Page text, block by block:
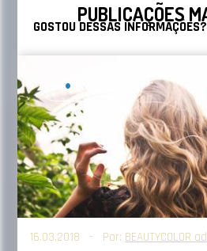
GOSTOU DESSAS INFORMAÇÕES?
Aqui no blog temos mais
amônia. Para conferir, cliqueaqui
Lembrando que emnosso bloge
sociaissempre postamos várias
coloração, descoloração e
E no nosso site você encontra
incríveis que vão deixar os seus
PUBLICAÇÕES
16.03.2018 - Por: BEAUTYCOLOR